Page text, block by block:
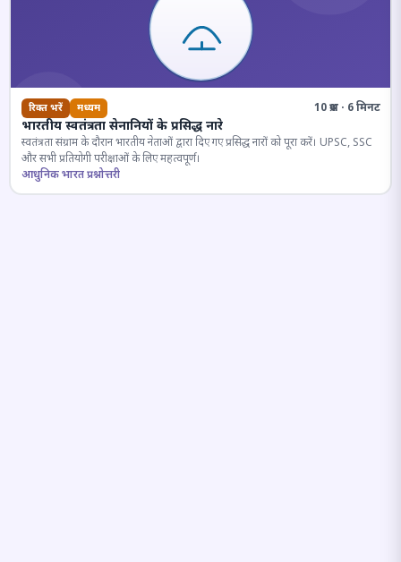
रिक्त भरें मध्यम 10 प्रश्न · 6 मिनट
भारतीय स्वतंत्रता सेनानियों के प्रसिद्ध नारे
स्वतंत्रता संग्राम के दौरान भारतीय नेताओं द्वारा दिए गए प्रसिद्ध नारों को पूरा करें। UPSC, SSC
और सभी प्रतियोगी परीक्षाओं के लिए महत्वपूर्ण।
आधुनिक भारत प्रश्नोत्तरी